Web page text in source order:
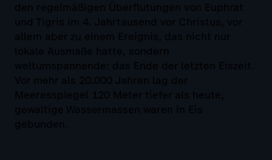
den regelmäßigen Überflutungen von Euphrat
und Tigris im 4. Jahrtausend vor Christus, vor
allem aber zu einem Ereignis, das nicht nur
lokale Ausmaße hatte, sondern
weltumspannende: das Ende der letzten Eiszeit.
Vor mehr als 20.000 Jahren lag der
Meeresspiegel 120 Meter tiefer als heute,
gewaltige Wassermassen waren in Eis
gebunden.